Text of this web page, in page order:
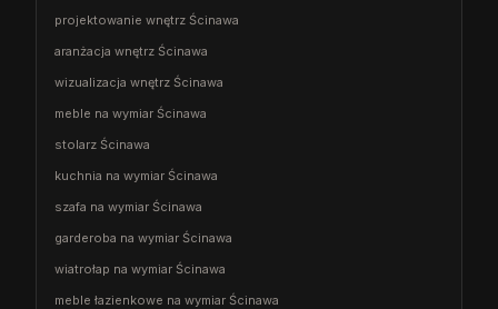
projektowanie wnętrz Ścinawa
aranżacja wnętrz Ścinawa
wizualizacja wnętrz Ścinawa
meble na wymiar Ścinawa
stolarz Ścinawa
kuchnia na wymiar Ścinawa
szafa na wymiar Ścinawa
garderoba na wymiar Ścinawa
wiatrołap na wymiar Ścinawa
meble łazienkowe na wymiar Ścinawa